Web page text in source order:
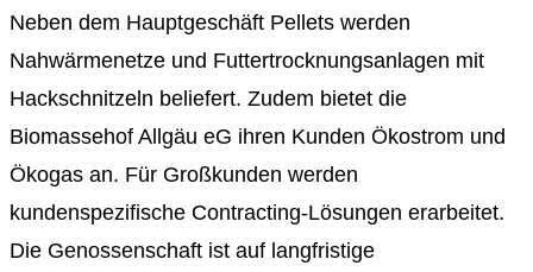
Neben dem Hauptgeschäft Pellets werden
Nahwärmenetze und Futtertrocknungsanlagen mit
Hackschnitzeln beliefert. Zudem bietet die
Biomassehof Allgäu eG ihren Kunden Ökostrom und
Ökogas an. Für Großkunden werden
kundenspezifische Contracting-Lösungen erarbeitet.
Die Genossenschaft ist auf langfristige